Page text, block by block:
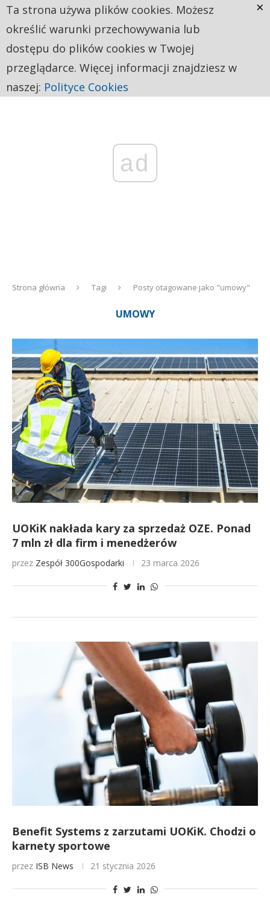
ad
Strona główna Tagi Posty otagowane jako "umowy"
UMOWY
UOKiK nakłada kary za sprzedaż OZE. Ponad
7 mln zł dla firm i menedżerów
przez Zespół 300Gospodarki 23 marca 2026
Benefit Systems z zarzutami UOKiK. Chodzi o
karnety sportowe
przez ISB News 21 stycznia 2026
Ta strona używa plików cookies. Możesz
określić warunki przechowywania lub
dostępu do plików cookies w Twojej
przeglądarce. Więcej informacji znajdziesz w
naszej: Polityce Cookies
×